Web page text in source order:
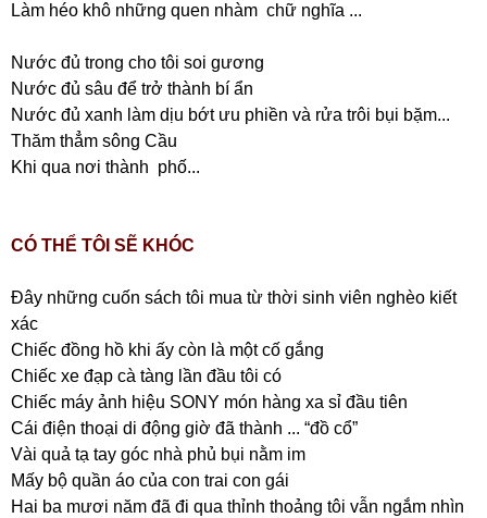
Làm héo khô những quen nhàm chữ nghĩa ...
Nước đủ trong cho tôi soi gương
Nước đủ sâu để trở thành bí ẩn
Nước đủ xanh làm dịu bớt ưu phiền và rửa trôi bụi bặm...
Thăm thẳm sông Cầu
Khi qua nơi thành phố...
CÓ THỂ TÔI SẼ KHÓC
Đây những cuốn sách tôi mua từ thời sinh viên nghèo kiết
xác
Chiếc đồng hồ khi ấy còn là một cố gắng
Chiếc xe đạp cà tàng lần đầu tôi có
Chiếc máy ảnh hiệu SONY món hàng xa sỉ đầu tiên
Cái điện thoại di động giờ đã thành ... “đồ cổ”
Vài quả tạ tay góc nhà phủ bụi nằm im
Mấy bộ quần áo của con trai con gái
Hai ba mươi năm đã đi qua thỉnh thoảng tôi vẫn ngắm nhìn